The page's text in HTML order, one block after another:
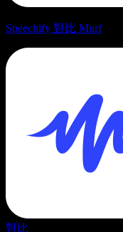
Speechify 對比 Murf
對比